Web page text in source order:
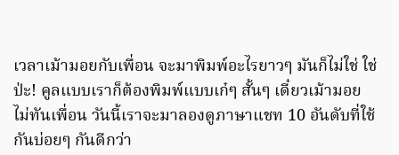
เวลาเม้ามอยกับเพื่อน จะมาพิมพ์อะไรยาวๆ มันก็ไม่ใช่ ใช่
ป่ะ! คูลแบบเราก็ต้องพิมพ์แบบเก๋ๆ สั้นๆ เดี๋ยวเม้ามอย
ไม่ทันเพื่อน วันนี้เราจะมาลองดูภาษาแชท 10 อันดับที่ใช้
กันบ่อยๆ กันดีกว่า